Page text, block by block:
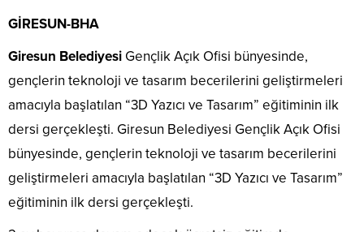
GİRESUN-BHA
Giresun Belediyesi Gençlik Açık Ofisi bünyesinde,
gençlerin teknoloji ve tasarım becerilerini geliştirmeleri
amacıyla başlatılan “3D Yazıcı ve Tasarım” eğitiminin ilk
dersi gerçekleşti. Giresun Belediyesi Gençlik Açık Ofisi
bünyesinde, gençlerin teknoloji ve tasarım becerilerini
geliştirmeleri amacıyla başlatılan “3D Yazıcı ve Tasarım”
eğitiminin ilk dersi gerçekleşti.